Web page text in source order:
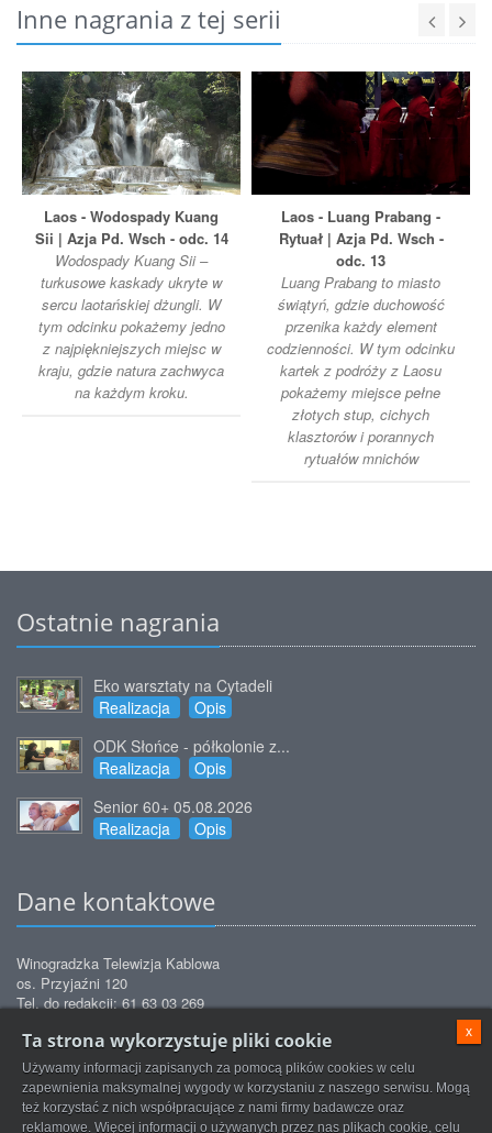
Inne nagrania z tej serii
Laos - Wodospady Kuang
Sii | Azja Pd. Wsch - odc. 14
Wodospady Kuang Sii –
turkusowe kaskady ukryte w
sercu laotańskiej dżungli. W
tym odcinku pokażemy jedno
z najpiękniejszych miejsc w
kraju, gdzie natura zachwyca
na każdym kroku.
Laos - Luang Prabang -
Rytuał | Azja Pd. Wsch -
odc. 13
Luang Prabang to miasto
świątyń, gdzie duchowość
przenika każdy element
codzienności. W tym odcinku
kartek z podróży z Laosu
pokażemy miejsce pełne
złotych stup, cichych
klasztorów i porannych
rytuałów mnichów
Ostatnie nagrania
Eko warsztaty na Cytadeli
Realizacja
Opis
ODK Słońce - półkolonie z...
Realizacja
Opis
Senior 60+ 05.08.2026
Realizacja
Opis
Dane kontaktowe
Winogradzka Telewizja Kablowa
os. Przyjaźni 120
Tel. do redakcji: 61 63 03 269
Tel. do biura obsługi: 61 63 03 272
Tel. do serwisu: 61 63 03 872
Email:redakcja@tvkwinogrady.pl
Ta strona wykorzystuje pliki cookie
Używamy informacji zapisanych za pomocą plików cookies w celu
zapewnienia maksymalnej wygody w korzystaniu z naszego serwisu. Mogą
też korzystać z nich współpracujące z nami firmy badawcze oraz
reklamowe. Więcej informacji o używanych przez nas plikach cookie, celu
x